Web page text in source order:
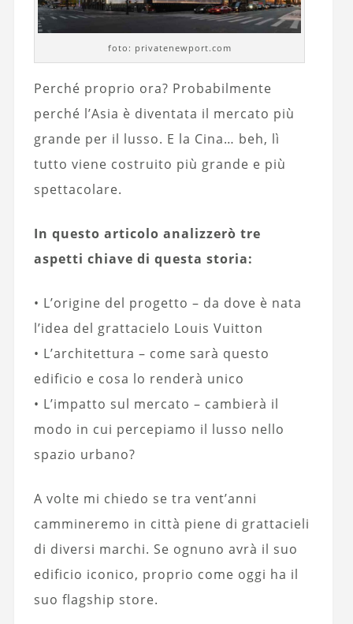
foto: privatenewport.com
Perché proprio ora? Probabilmente
perché l’Asia è diventata il mercato più
grande per il lusso. E la Cina… beh, lì
tutto viene costruito più grande e più
spettacolare.
In questo articolo analizzerò tre
aspetti chiave di questa storia:
• L’origine del progetto – da dove è nata
l’idea del grattacielo Louis Vuitton
• L’architettura – come sarà questo
edificio e cosa lo renderà unico
• L’impatto sul mercato – cambierà il
modo in cui percepiamo il lusso nello
spazio urbano?
A volte mi chiedo se tra vent’anni
cammineremo in città piene di grattacieli
di diversi marchi. Se ognuno avrà il suo
edificio iconico, proprio come oggi ha il
suo flagship store.